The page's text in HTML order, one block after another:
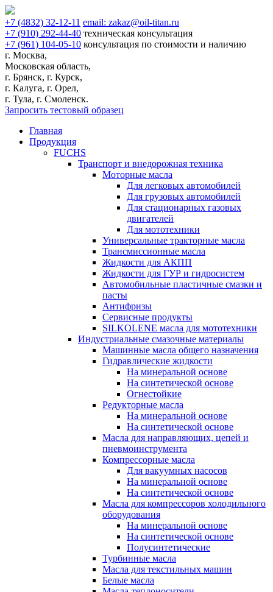
+7 (4832) 32-12-11 email: zakaz@oil-titan.ru
+7 (910) 292-44-40 техническая консультация
+7 (961) 104-05-10 консультация по стоимости и наличию
г. Москва,
Московская область,
г. Брянск, г. Курск,
г. Калуга, г. Орел,
г. Тула, г. Смоленск.
Запросить тестовый образец
Главная
Продукция
FUCHS
Транспорт и внедорожная техника
Моторные масла
Для легковых автомобилей
Для грузовых автомобилей
Для стационарных газовых
двигателей
Для мототехники
Универсальные тракторные масла
Трансмиссионные масла
Жидкости для АКПП
Жидкости для ГУР и гидросистем
Автомобильные пластичные смазки и
пасты
Антифризы
Сервисные продукты
SILKOLENE масла для мототехники
Индустриальные смазочные материалы
Машинные масла общего назначения
Гидравлические жидкости
На минеральной основе
На синтетической основе
Огнестойкие
Редукторные масла
На минеральной основе
На синтетической основе
Масла для направляющих, цепей и
пневмоинструмента
Компрессорные масла
Для вакуумных насосов
На минеральной основе
На синтетической основе
Масла для компрессоров холодильного
оборудования
На минеральной основе
На синтетической основе
Полусинтетические
Турбинные масла
Масла для текстильных машин
Белые масла